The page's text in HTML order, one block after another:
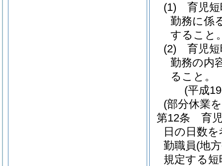
(1)
育児
勤務に係
すること
(2)
育児
勤務の内
ること。
(平成
(部分休業
第12条
育
日の日数
勤職員(地
規定する